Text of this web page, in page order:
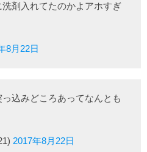
剤入れてたのかよアホすぎ
8月22日
込みどころあってなんとも
2017年8月22日